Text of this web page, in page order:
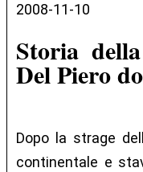
2008-11-10
Storia
Del Piero
Dopo la strage
continentale e